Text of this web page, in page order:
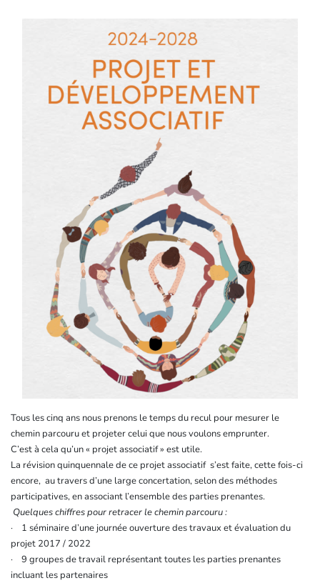
Tous les cinq ans nous prenons le temps du recul pour mesurer le
chemin parcouru et projeter celui que nous voulons emprunter.
C’est à cela qu’un « projet associatif » est utile.
La révision quinquennale de ce projet associatif s’est faite, cette fois-ci
encore, au travers d’une large concertation, selon des méthodes
participatives, en associant l’ensemble des parties prenantes.
Quelques chiffres pour retracer le chemin parcouru :
· 1 séminaire d’une journée ouverture des travaux et évaluation du
projet 2017 / 2022
· 9 groupes de travail représentant toutes les parties prenantes
incluant les partenaires